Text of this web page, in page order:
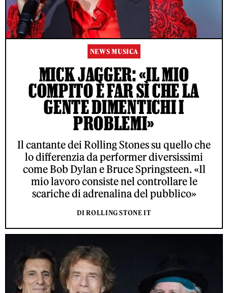
NEWS MUSICA
MICK JAGGER: «IL MIO
COMPITO È FAR SÌ CHE LA
GENTE DIMENTICHI I
PROBLEMI»
Il cantante dei Rolling Stones su quello che
lo differenzia da performer diversissimi
come Bob Dylan e Bruce Springsteen. «Il
mio lavoro consiste nel controllare le
scariche di adrenalina del pubblico»
DI ROLLING STONE IT